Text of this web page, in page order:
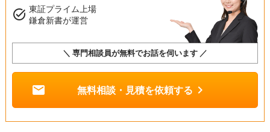
task_alt 東証プライム上場
鎌倉新書が運営
＼ 専門相談員が無料でお話を伺います ／
mail 無料相談・見積を依頼する chevron_right